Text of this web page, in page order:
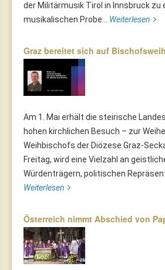
der Militärmusik Tirol in Innsbruck zu
musikalischen Probe... Weiterlesen
Graz bereitet sich auf
Am 1. Mai erhält die steirische
hohen kirchlichen Besuch – zur
Weihbischofs der Diözese Graz-
Freitag, wird eine Vielzahl an
Würdenträgern, politischen
Weiterlesen
Österreich nimmt Abschied von